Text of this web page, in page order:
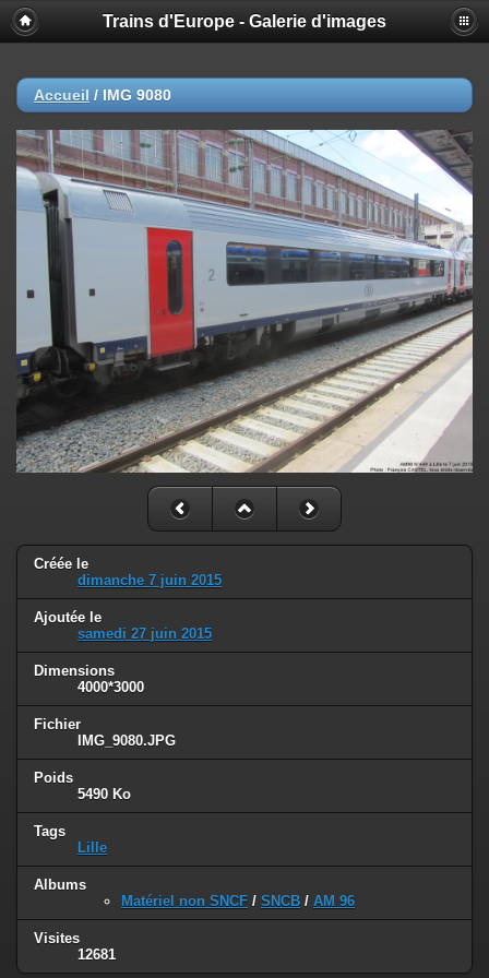
Trains d'Europe - Galerie d'images
Accueil / IMG 9080
Créée le
dimanche 7 juin 2015
Ajoutée le
samedi 27 juin 2015
Dimensions
4000*3000
Fichier
IMG_9080.JPG
Poids
5490 Ko
Tags
Lille
Albums
Matériel non SNCF / SNCB / AM 96
Visites
12681